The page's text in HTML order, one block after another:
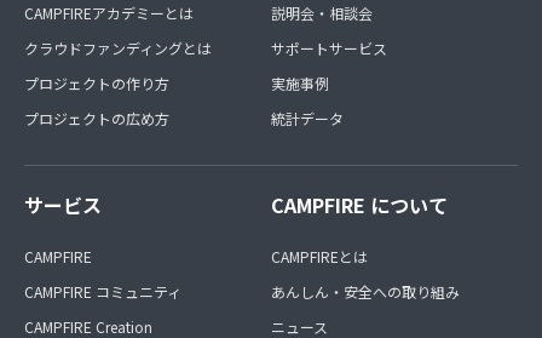
CAMPFIREアカデミーとは
クラウドファンディングとは
プロジェクトの作り方
プロジェクトの広め方
説明会・相談会
サポートサービス
実施事例
統計データ
サービス
CAMPFIRE
CAMPFIRE コミュニティ
CAMPFIRE Creation
CAMPFIRE について
CAMPFIREとは
あんしん・安全への取り組み
ニュース